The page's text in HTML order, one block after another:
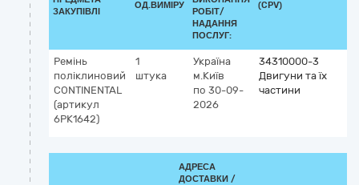
ЗАКУПІВЛІ
ОД.ВИМІРУ
РОБІТ/
НАДАННЯ
ПОСЛУГ:
(CPV)
Ремінь
поліклиновий
CONTINENTAL
(артикул
6PK1642)
1
штука
Україна
м.Київ
по 30-09-
2026
34310000-3
Двигуни та їх
частини
АДРЕСА
ДОСТАВКИ /